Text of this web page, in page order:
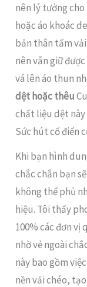
nên lý tưởng
hoặc áo khoác
bản thân tấm
nên vẫn giữ
vá lên áo thun
dệt hoặc thêu
chất liệu dệt này
Sức hút cổ điển
Khi bạn hình
chắc chắn bạn
không thể phủ
hiệu. Tôi thấy
100% các đơn vị
nhờ vẻ ngoài
này bao gồm
nền vải chéo,